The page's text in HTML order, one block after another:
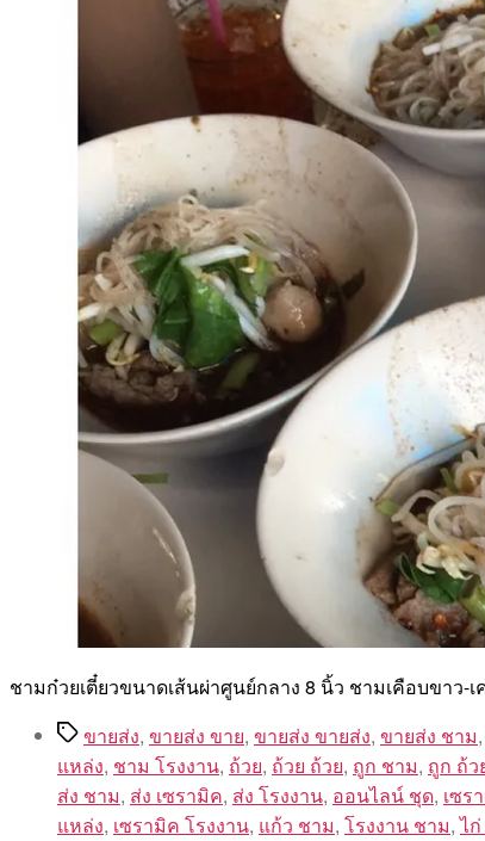
ชามก๋วยเตี๋ยวขนาดเส้นผ่าศูนย์กลาง 8 นิ้ว ชามเคือบขาว-
Tagsขายส่ง, ขายส่ง ขาย, ขายส่ง ขายส่ง, ขายส่ง ชาม,
แหล่ง, ชาม โรงงาน, ถ้วย, ถ้วย ถ้วย, ถูก ชาม, ถูก ถ้ว
ส่ง ชาม, ส่ง เซรามิค, ส่ง โรงงาน, ออนไลน์ ชุด, เซร
แหล่ง, เซรามิค โรงงาน, แก้ว ชาม, โรงงาน ชาม,ไ